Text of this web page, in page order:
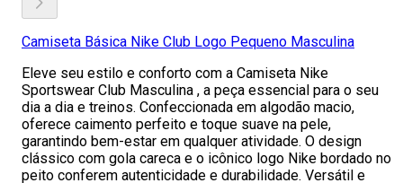
Camiseta Básica Nike Club Logo Pequeno Masculina
Eleve seu estilo e conforto com a Camiseta Nike
Sportswear Club Masculina , a peça essencial para o seu
dia a dia e treinos. Confeccionada em algodão macio,
oferece caimento perfeito e toque suave na pele,
garantindo bem-estar em qualquer atividade. O design
clássico com gola careca e o icônico logo Nike bordado no
peito conferem autenticidade e durabilidade. Versátil e